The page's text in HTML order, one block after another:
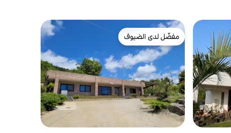
مفضّل لدى الضيوف
مفضّل لدى الضيوف